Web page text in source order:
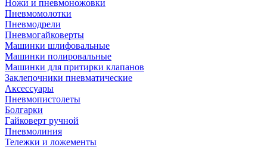
Ножи и пневмоножовки
Пневмомолотки
Пневмодрели
Пневмогайковерты
Машинки шлифовальные
Машинки полировальные
Машинки для притирки клапанов
Заклепочники пневматические
Аксессуары
Пневмопистолеты
Болгарки
Гайковерт ручной
Пневмолиния
Тележки и ложементы